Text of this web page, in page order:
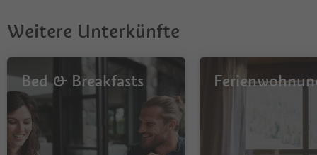
8
9
11
12
13
14
15
16
Weitere Unterkünfte
Bed & Breakfasts